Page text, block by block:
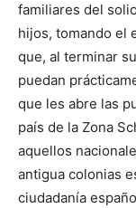
familiares del
hijos, tomando el
que, al terminar
puedan
que les abre las
país de la Zona
aquellos
antigua colonias
ciudadanía